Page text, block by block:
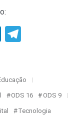
LinkedIn
ODS 16 ODS 9
Tecnologia